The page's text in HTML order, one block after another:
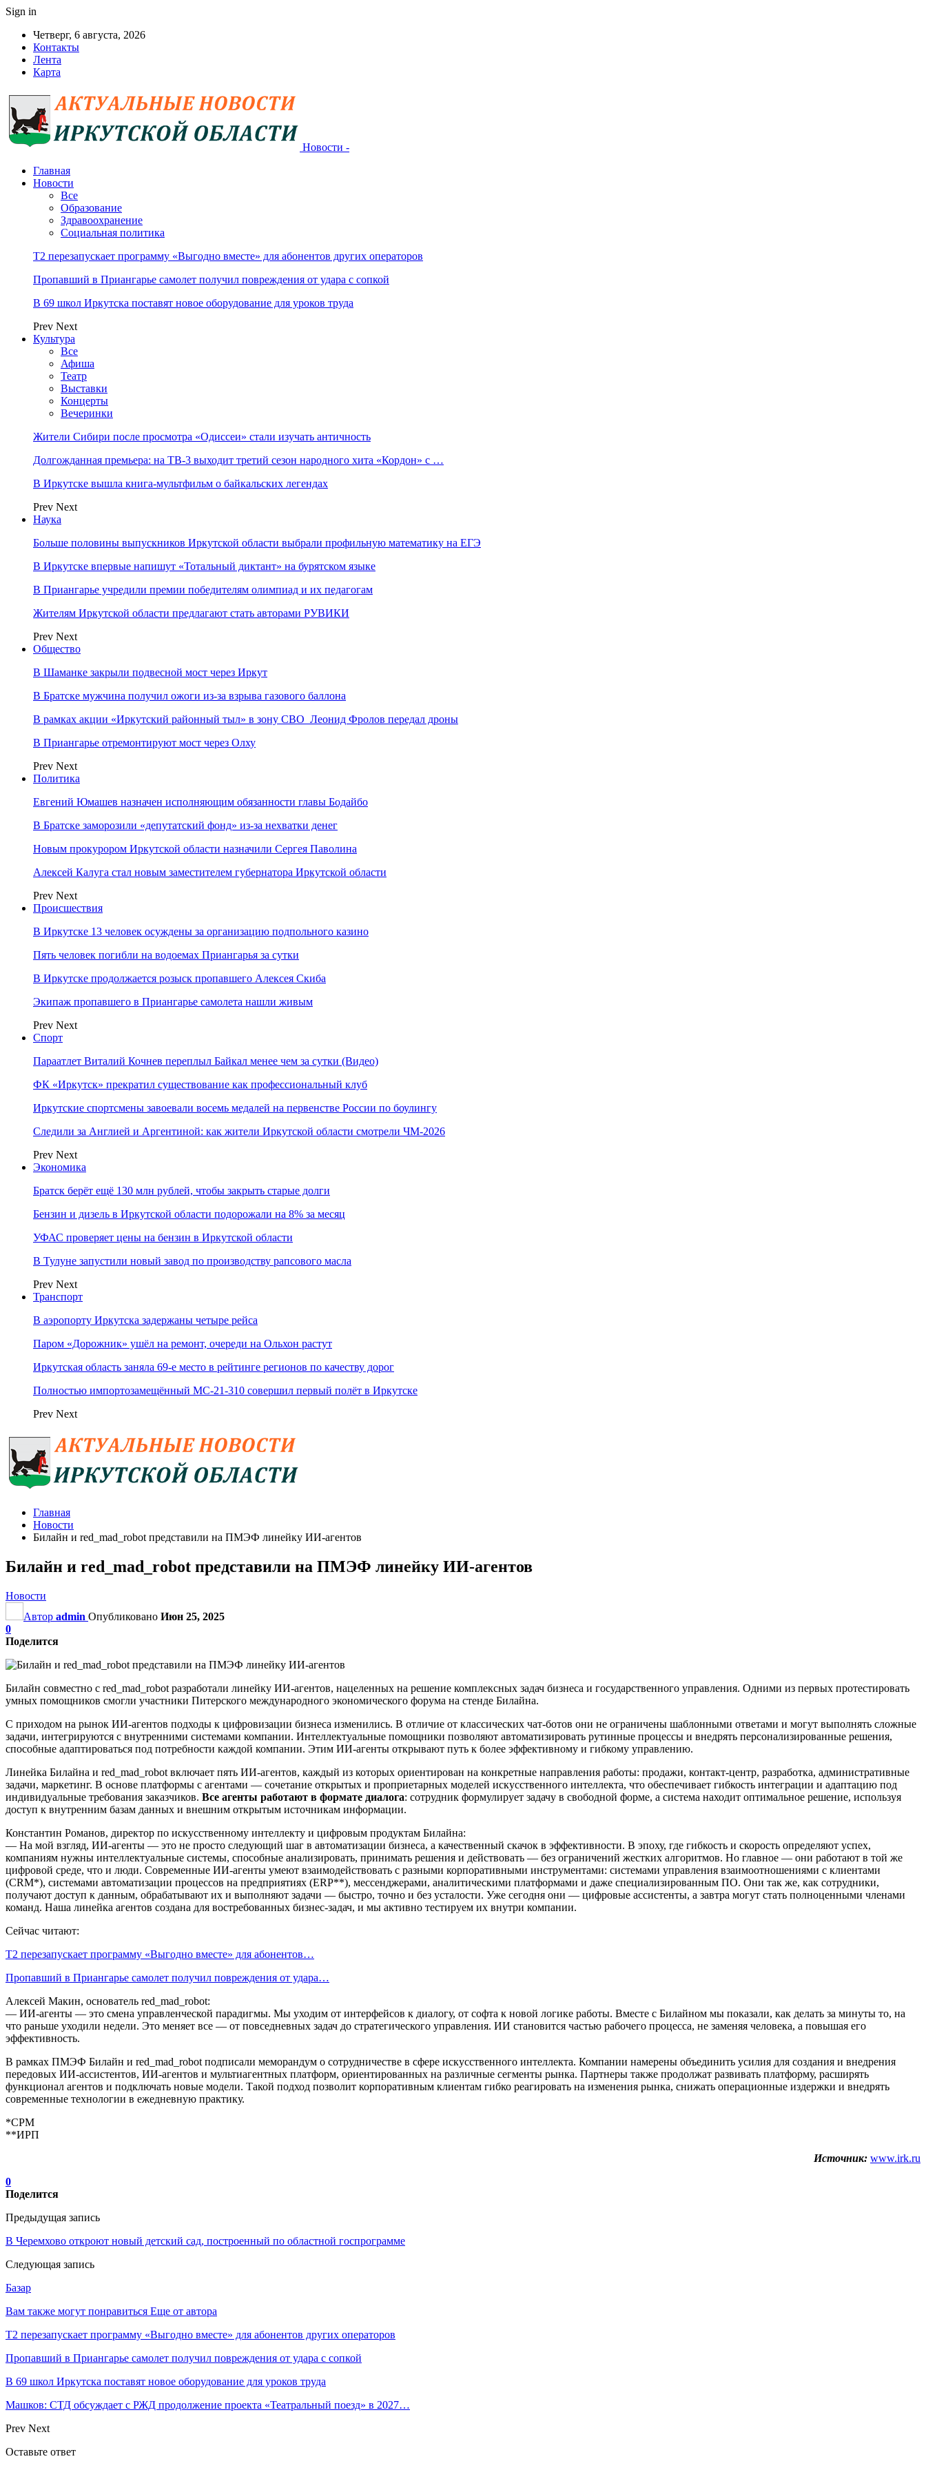
Sign in
Четверг, 6 августа, 2026
Контакты
Лента
Карта
Новости -
Главная
Новости
Все
Образование
Здравоохранение
Социальная политика
Т2 перезапускает программу «Выгодно вместе» для абонентов других операторов
Пропавший в Приангарье самолет получил повреждения от удара с сопкой
В 69 школ Иркутска поставят новое оборудование для уроков труда
Prev Next
Культура
Все
Афиша
Театр
Выставки
Концерты
Вечеринки
Жители Сибири после просмотра «Одиссеи» стали изучать античность
Долгожданная премьера: на ТВ-3 выходит третий сезон народного хита «Кордон» с …
В Иркутске вышла книга-мультфильм о байкальских легендах
Prev Next
Наука
Больше половины выпускников Иркутской области выбрали профильную математику на ЕГЭ
В Иркутске впервые напишут «Тотальный диктант» на бурятском языке
В Приангарье учредили премии победителям олимпиад и их педагогам
Жителям Иркутской области предлагают стать авторами РУВИКИ
Prev Next
Общество
В Шаманке закрыли подвесной мост через Иркут
В Братске мужчина получил ожоги из-за взрыва газового баллона
В рамках акции «Иркутский районный тыл» в зону СВО Леонид Фролов передал дроны
В Приангарье отремонтируют мост через Олху
Prev Next
Политика
Евгений Юмашев назначен исполняющим обязанности главы Бодайбо
В Братске заморозили «депутатский фонд» из‑за нехватки денег
Новым прокурором Иркутской области назначили Сергея Паволина
Алексей Калуга стал новым заместителем губернатора Иркутской области
Prev Next
Происшествия
В Иркутске 13 человек осуждены за организацию подпольного казино
Пять человек погибли на водоемах Приангарья за сутки
В Иркутске продолжается розыск пропавшего Алексея Скиба
Экипаж пропавшего в Приангарье самолета нашли живым
Prev Next
Спорт
Параатлет Виталий Кочнев переплыл Байкал менее чем за сутки (Видео)
ФК «Иркутск» прекратил существование как профессиональный клуб
Иркутские спортсмены завоевали восемь медалей на первенстве России по боулингу
Следили за Англией и Аргентиной: как жители Иркутской области смотрели ЧМ-2026
Prev Next
Экономика
Братск берёт ещё 130 млн рублей, чтобы закрыть старые долги
Бензин и дизель в Иркутской области подорожали на 8% за месяц
УФАС проверяет цены на бензин в Иркутской области
В Тулуне запустили новый завод по производству рапсового масла
Prev Next
Транспорт
В аэропорту Иркутска задержаны четыре рейса
Паром «Дорожник» ушёл на ремонт, очереди на Ольхон растут
Иркутская область заняла 69‑е место в рейтинге регионов по качеству дорог
Полностью импортозамещённый МС-21‑310 совершил первый полёт в Иркутске
Prev Next
Главная
Новости
Билайн и red_mad_robot представили на ПМЭФ линейку ИИ-агентов
Билайн и red_mad_robot представили на ПМЭФ линейку ИИ-агентов
Новости
Автор admin Опубликовано Июн 25, 2025
0
Поделится
Билайн совместно с red_mad_robot разработали линейку ИИ-агентов, нацеленных на решение комплексных задач бизнеса и государственного управления. Одними из первых протестировать
умных помощников смогли участники Питерского международного экономического форума на стенде Билайна.
С приходом на рынок ИИ-агентов подходы к цифровизации бизнеса изменились. В отличие от классических чат-ботов они не ограничены шаблонными ответами и могут выполнять сложные
задачи, интегрируются с внутренними системами компании. Интеллектуальные помощники позволяют автоматизировать рутинные процессы и внедрять персонализированные решения,
способные адаптироваться под потребности каждой компании. Этим ИИ-агенты открывают путь к более эффективному и гибкому управлению.
Линейка Билайна и red_mad_robot включает пять ИИ-агентов, каждый из которых ориентирован на конкретные направления работы: продажи, контакт-центр, разработка, административные
задачи, маркетинг. В основе платформы с агентами — сочетание открытых и проприетарных моделей искусственного интеллекта, что обеспечивает гибкость интеграции и адаптацию под
индивидуальные требования заказчиков. Все агенты работают в формате диалога: сотрудник формулирует задачу в свободной форме, а система находит оптимальное решение, используя
доступ к внутренним базам данных и внешним открытым источникам информации.
Константин Романов, директор по искусственному интеллекту и цифровым продуктам Билайна:
— На мой взгляд, ИИ-агенты — это не просто следующий шаг в автоматизации бизнеса, а качественный скачок в эффективности. В эпоху, где гибкость и скорость определяют успех,
компаниям нужны интеллектуальные системы, способные анализировать, принимать решения и действовать — без ограничений жестких алгоритмов. Но главное — они работают в той же
цифровой среде, что и люди. Современные ИИ-агенты умеют взаимодействовать с разными корпоративными инструментами: системами управления взаимоотношениями с клиентами
(CRM*), системами автоматизации процессов на предприятиях (ERP**), мессенджерами, аналитическими платформами и даже специализированным ПО. Они так же, как сотрудники,
получают доступ к данным, обрабатывают их и выполняют задачи — быстро, точно и без усталости. Уже сегодня они — цифровые ассистенты, а завтра могут стать полноценными членами
команд. Наша линейка агентов создана для востребованных бизнес-задач, и мы активно тестируем их внутри компании.
Сейчас читают:
Т2 перезапускает программу «Выгодно вместе» для абонентов…
Пропавший в Приангарье самолет получил повреждения от удара…
Алексей Макин, основатель red_mad_robot:
— ИИ-агенты — это смена управленческой парадигмы. Мы уходим от интерфейсов к диалогу, от софта к новой логике работы. Вместе с Билайном мы показали, как делать за минуты то, на
что раньше уходили недели. Это меняет все — от повседневных задач до стратегического управления. ИИ становится частью рабочего процесса, не заменяя человека, а повышая его
эффективность.
В рамках ПМЭФ Билайн и red_mad_robot подписали меморандум о сотрудничестве в сфере искусственного интеллекта. Компании намерены объединить усилия для создания и внедрения
передовых ИИ-ассистентов, ИИ-агентов и мультиагентных платформ, ориентированных на различные сегменты рынка. Партнеры также продолжат развивать платформу, расширять
функционал агентов и подключать новые модели. Такой подход позволит корпоративным клиентам гибко реагировать на изменения рынка, снижать операционные издержки и внедрять
современные технологии в ежедневную практику.
*СРМ
**ИРП
Источник: www.irk.ru
0
Поделится
Предыдущая запись
В Черемхово откроют новый детский сад, построенный по областной госпрограмме
Следующая запись
Базар
Вам также могут понравиться Еще от автора
Т2 перезапускает программу «Выгодно вместе» для абонентов других операторов
Пропавший в Приангарье самолет получил повреждения от удара с сопкой
В 69 школ Иркутска поставят новое оборудование для уроков труда
Машков: СТД обсуждает с РЖД продолжение проекта «Театральный поезд» в 2027…
Prev Next
Оставьте ответ